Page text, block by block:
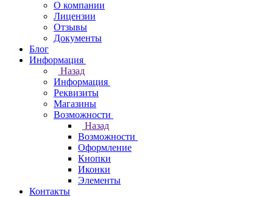
О компании
Лицензии
Отзывы
Документы
Блог
Информация
Назад
Информация
Реквизиты
Магазины
Возможности
Назад
Возможности
Оформление
Кнопки
Иконки
Элементы
Контакты